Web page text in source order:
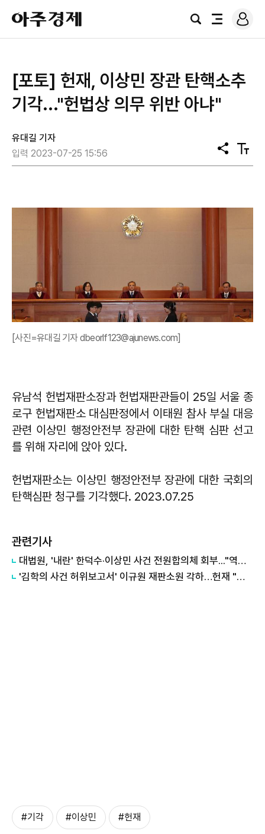
아
주
경
검
전
로
그
[포토] 헌재, 이상민 장관 탄핵소추
기각..."헌법상 의무 위반 아냐"
유대길 기자
입력 2023-07-25 15:56
공
유
텍
스
[사진=유대길 기자 dbeorlf123@ajunews.com]
유남석 헌법재판소장과 헌법재판관들이 25일 서울 종
로구 헌법재판소 대심판정에서 이태원 참사 부실 대응
관련 이상민 행정안전부 장관에 대한 탄핵 심판 선고
를 위해 자리에 앉아 있다.
헌법재판소는 이상민 행정안전부 장관에 대한 국회의
탄핵심판 청구를 기각했다. 2023.07.25
관련기사
대법원, '내란' 한덕수·이상민 사건 전원합의체 회부..."역사적 평가 필요"
'김학의 사건 허위보고서' 이규원 재판소원 각하…헌재 "단순 불복"
#기각 #이상민 #헌재